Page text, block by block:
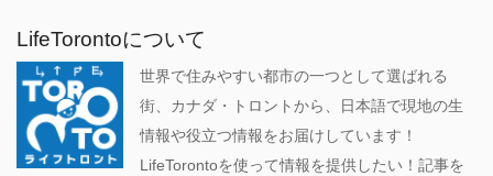
LifeTorontoについて
世界で住みやすい都市の一つとして選ばれる
街、カナダ・トロントから、日本語で現地の生
情報や役立つ情報をお届けしています！
LifeTorontoを使って情報を提供したい！記事を